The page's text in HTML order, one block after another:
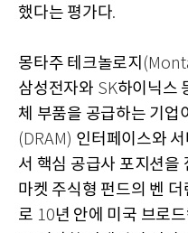
했다는 평가다.
몽타주 테크놀로지
삼성전자와 SK하이닉스
체 부품을 공급하는 기업
(DRAM) 인터페이스와
서 핵심 공급사 포지션을
마켓 주식형 펀드의 벤
로 10년 안에 미국 브로